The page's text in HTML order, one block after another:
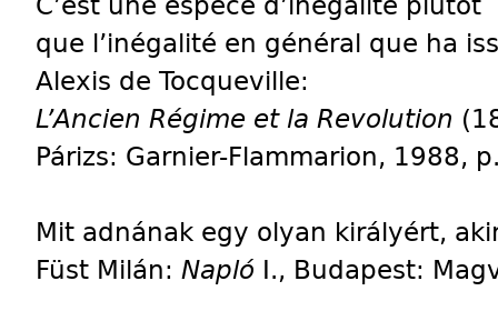
que l’inégalité en général que ha
Alexis de Tocqueville:
L’Ancien Régime et la Revolution
Párizs: Garnier-Flammarion, 1988,
Mit adnának egy olyan királyért,
Füst Milán: Napló I., Budapest: